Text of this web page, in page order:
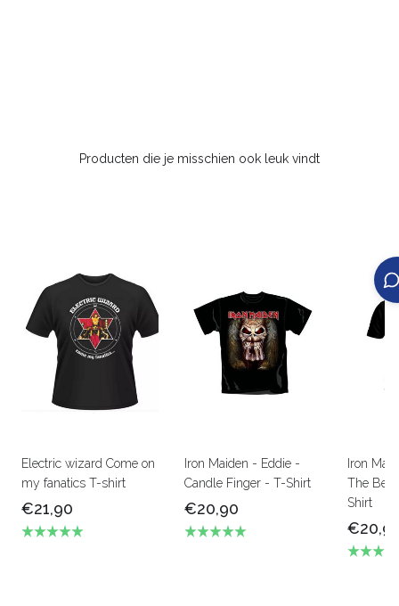
Producten die je misschien ook leuk vindt
Electric wizard Come on
my fanatics T-shirt
€21,90
Iron Maiden - Eddie -
Candle Finger - T-Shirt
€20,90
Iron
The
Shirt